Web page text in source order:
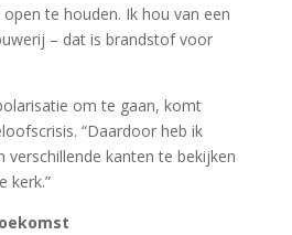
te houden. Ik hou van een
– dat is brandstof voor
om te gaan, komt
“Daardoor heb ik
verschillende kanten te bekijken
kerk.”